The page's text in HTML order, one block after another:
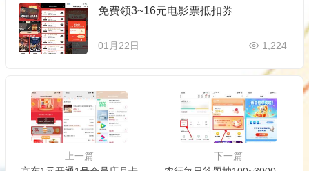
免费领3~16元电影票抵扣券
01月22日 1,224
上一篇
下一篇